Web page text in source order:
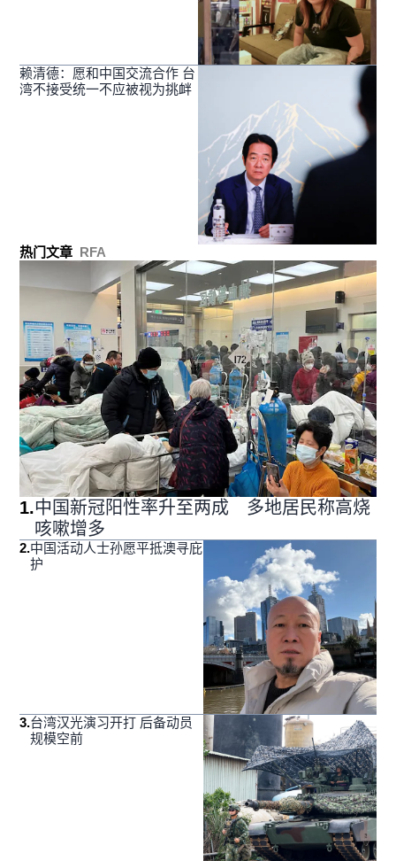
赖清德：愿和中国交流合作 台
湾不接受统一不应被视为挑衅
热门文章 RFA
1.中国新冠阳性率升至两成 多地居民称高烧
咳嗽增多
2.中国活动人士孙愿平抵澳寻庇
护
3.台湾汉光演习开打 后备动员
规模空前